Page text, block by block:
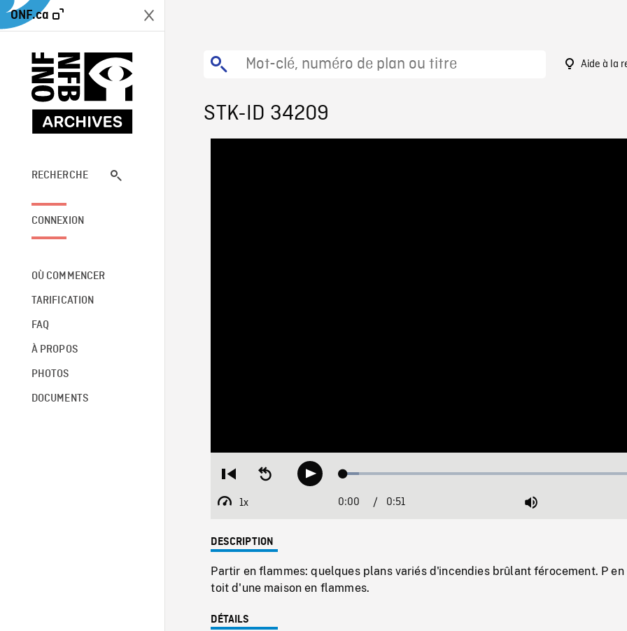
ONF.ca
RECHERCHE
CONNEXION
OÙ COMMENCER
TARIFICATION
FAQ
À PROPOS
PHOTOS
DOCUMENTS
Aide à la
STK-ID 34209
Restart
beginning
Seek
backwardPlay Loaded:
1x
Playback
Current
0:00 / 0:51 Mute
DESCRIPTION
Partir en flammes: quelques plans variés d'incendies brûlant férocement. P en
toit d'une maison en flammes.
DÉTAILS